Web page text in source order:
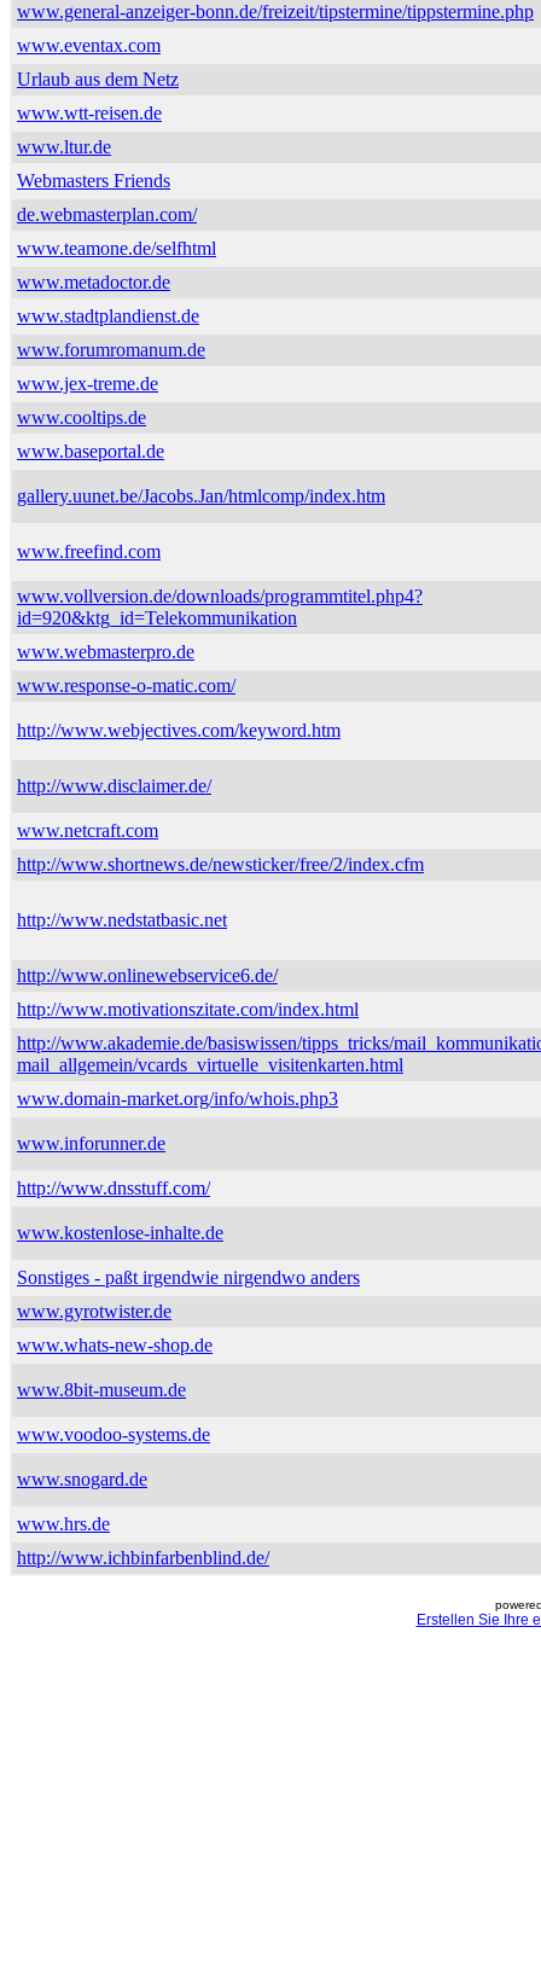
www.general-anzeiger-bonn.de/freizeit/tipstermine/tippstermine.php
www.eventax.com
Urlaub aus dem Netz
www.wtt-reisen.de
www.ltur.de
Webmasters Friends
de.webmasterplan.com/
www.teamone.de/selfhtml
www.metadoctor.de
www.stadtplandienst.de
www.forumromanum.de
www.jex-treme.de
www.cooltips.de
www.baseportal.de
gallery.uunet.be/Jacobs.Jan/htmlcomp/index.htm
www.freefind.com
www.vollversion.de/downloads/programmtitel.php4?
id=920&ktg_id=Telekommunikation
www.webmasterpro.de
www.response-o-matic.com/
http://www.webjectives.com/keyword.htm
http://www.disclaimer.de/
www.netcraft.com
http://www.shortnews.de/newsticker/free/2/index.cfm
http://www.nedstatbasic.net
http://www.onlinewebservice6.de/
http://www.motivationszitate.com/index.html
http://www.akademie.de/basiswissen/tipps_tricks/
mail_allgemein/vcards_virtuelle_visitenkarten.html
www.domain-market.org/info/whois.php3
www.inforunner.de
http://www.dnsstuff.com/
www.kostenlose-inhalte.de
Sonstiges - paßt irgendwie nirgendwo anders
www.gyrotwister.de
www.whats-new-shop.de
www.8bit-museum.de
www.voodoo-systems.de
www.snogard.de
www.hrs.de
http://www.ichbinfarbenblind.de/
Erstellen Sie Ihre